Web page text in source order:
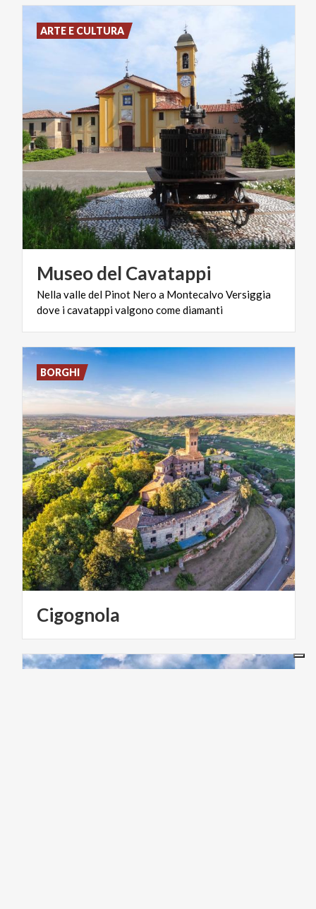
Museodel Cavatappi
Nellavalledel Pinot Nero a Montecalvo Versiggia
dove icavatappivalgono comediamanti
ARTE E CULTURA
Cigognola
BORGHI